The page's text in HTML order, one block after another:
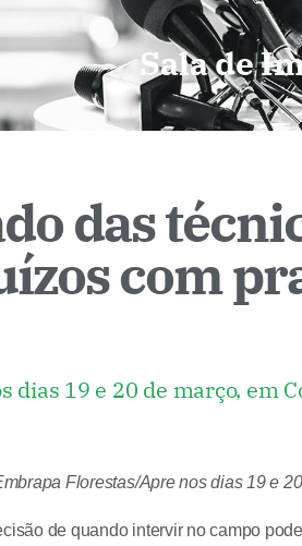
Sala de
das
com
19 e 20 de março, em
Florestas/Apre nos dias 19 e
de quando intervir no campo